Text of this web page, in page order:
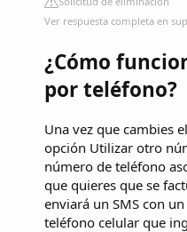
Ver respuesta completa en
¿Cómo
por teléfono?
Una vez que cambies
opción Utilizar otro
número de teléfono
que quieres que se
enviará un SMS con
teléfono celular que